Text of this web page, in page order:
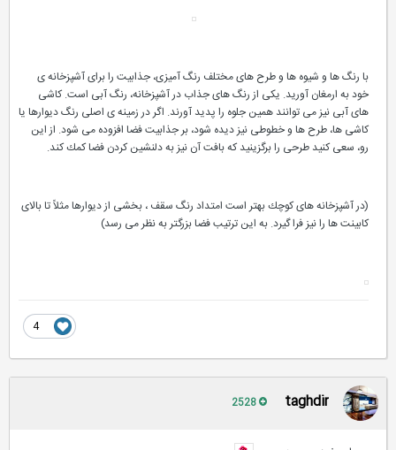
با رنگ ها و شیوه ها و طرح های مختلف رنگ آمیزی، جذابیت را برای آشپزخانه ی
خود به ارمغان آورید. یكی از رنگ های جذاب در آشپزخانه، رنگ آبی است. كاشی
های آبی نیز می توانند همین جلوه را پدید آورند. اگر در زمینه ی اصلی رنگ دیوارها یا
كاشی ها، طرح ها و خطوطی نیز دیده شود، بر جذابیت فضا افزوده می شود. از این
رو، سعی كنید طرحی را برگزینید كه بافت آن نیز به دلنشین كردن فضا كمك كند.
(در آشپزخانه‌ های‌ كوچك‌ بهتر است‌ امتداد رنگ‌ سقف ، بخشی‌ از دیوارها مثلاً تا بالای‌
كابینت ها را نیز فرا گیرد. به‌ این‌ ترتیب‌ فضا بزرگتر به‌ نظر می ‌رسد)
taghdir